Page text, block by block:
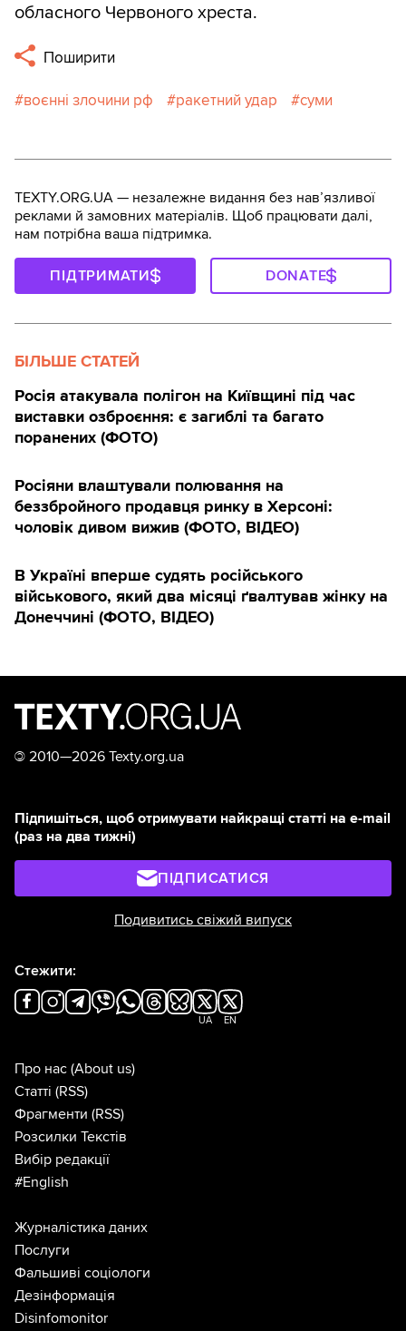
обласного Червоного хреста.
Поширити
воєнні злочини рф ракетний удар суми
TEXTY.ORG.UA — незалежне видання без навʼязливої
реклами й замовних матеріалів. Щоб працювати далі,
нам потрібна ваша підтримка.
ПІДТРИМАТИ DONATE
БІЛЬШЕ СТАТЕЙ
Росія атакувала полігон на Київщині під час
виставки озброєння: є загиблі та багато
поранених (ФОТО)
Росіяни влаштували полювання на
беззбройного продавця ринку в Херсоні:
чоловік дивом вижив (ФОТО, ВІДЕО)
В Україні вперше судять російського
військового, який два місяці ґвалтував жінку на
Донеччині (ФОТО, ВІДЕО)
© 2010—2026 Texty.org.ua
Підпишіться, щоб отримувати найкращі статті на e-mail
(раз на два тижні)
ПІДПИСАТИСЯ
Подивитись свіжий випуск
Стежити:
UA EN
Про нас (About us)
Статті (RSS)
Фрагменти (RSS)
Розсилки Текстів
Вибір редакції
#English
Журналістика даних
Послуги
Фальшиві соціологи
Дезінформація
Disinfomonitor